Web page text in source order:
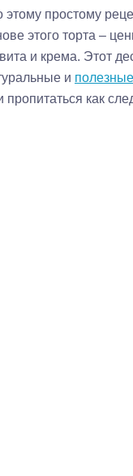
простому
этого торта –
и крема. Этот
и
пропитаться как